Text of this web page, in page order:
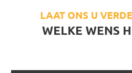
LAAT ONS U
WELKE WENS